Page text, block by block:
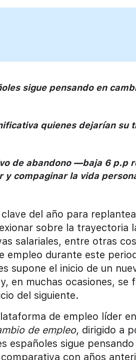
sigue pensando en
quienes dejarían su
de abandono —baja 6 p.p
y compaginar la vida
del año para
sobre la trayectoria
salariales, entre otras
empleo durante este
supone el inicio de un
en muchas ocasiones,
del siguiente.
de empleo líder
de empleo, dirigido a
españoles sigue
con años